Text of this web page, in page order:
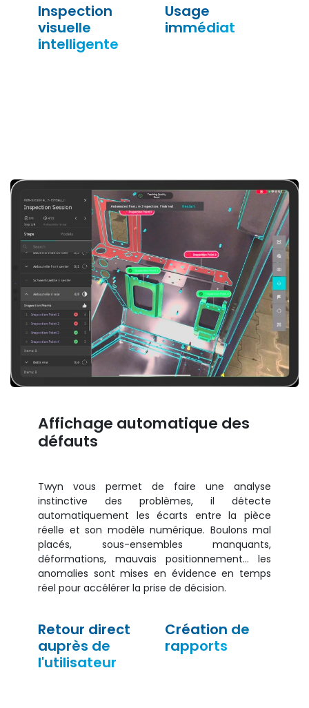
Inspection
visuelle
intelligente
Usage
immédiat
Affichage automatique des
défauts
Twyn vous permet de faire une analyse
instinctive des problèmes, il détecte
automatiquement les écarts entre la pièce
réelle et son modèle numérique. Boulons mal
placés, sous-ensembles manquants,
déformations, mauvais positionnement… les
anomalies sont mises en évidence en temps
réel pour accélérer la prise de décision.
Retour direct
auprès de
l'utilisateur
Création de
rapports